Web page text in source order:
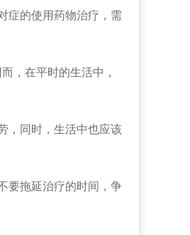
症的使用药物治疗，需
，在平时的生活中，
，同时，生活中也应该
要拖延治疗的时间，争